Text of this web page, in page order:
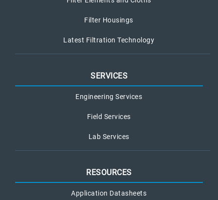
Filter Housings
Latest Filtration Technology
SERVICES
Engineering Services
Field Services
Lab Services
RESOURCES
Application Datasheets